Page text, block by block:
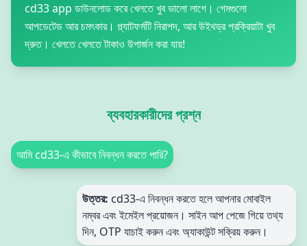
cd33 app ডাউনলোড করে খেলতে খুব ভালো লাগে। গেমগুলো
আপডেটেড আর চমৎকার। প্ল্যাটফর্মটি নিরাপদ, আর উইথড্র প্রক্রিয়াটা খুব
দ্রুত। খেলতে খেলতে টাকাও উপার্জন করা যায়!
ব্যবহারকারীদের প্রশ্ন
আমি cd33-এ কীভাবে নিবন্ধন করতে পারি?
উত্তর: cd33-এ নিবন্ধন করতে হলে আপনার মোবাইল
নম্বর এবং ইমেইল প্রয়োজন। সাইন আপ পেজে গিয়ে তথ্য
দিন, OTP যাচাই করুন এবং অ্যাকাউন্ট সক্রিয় করুন।